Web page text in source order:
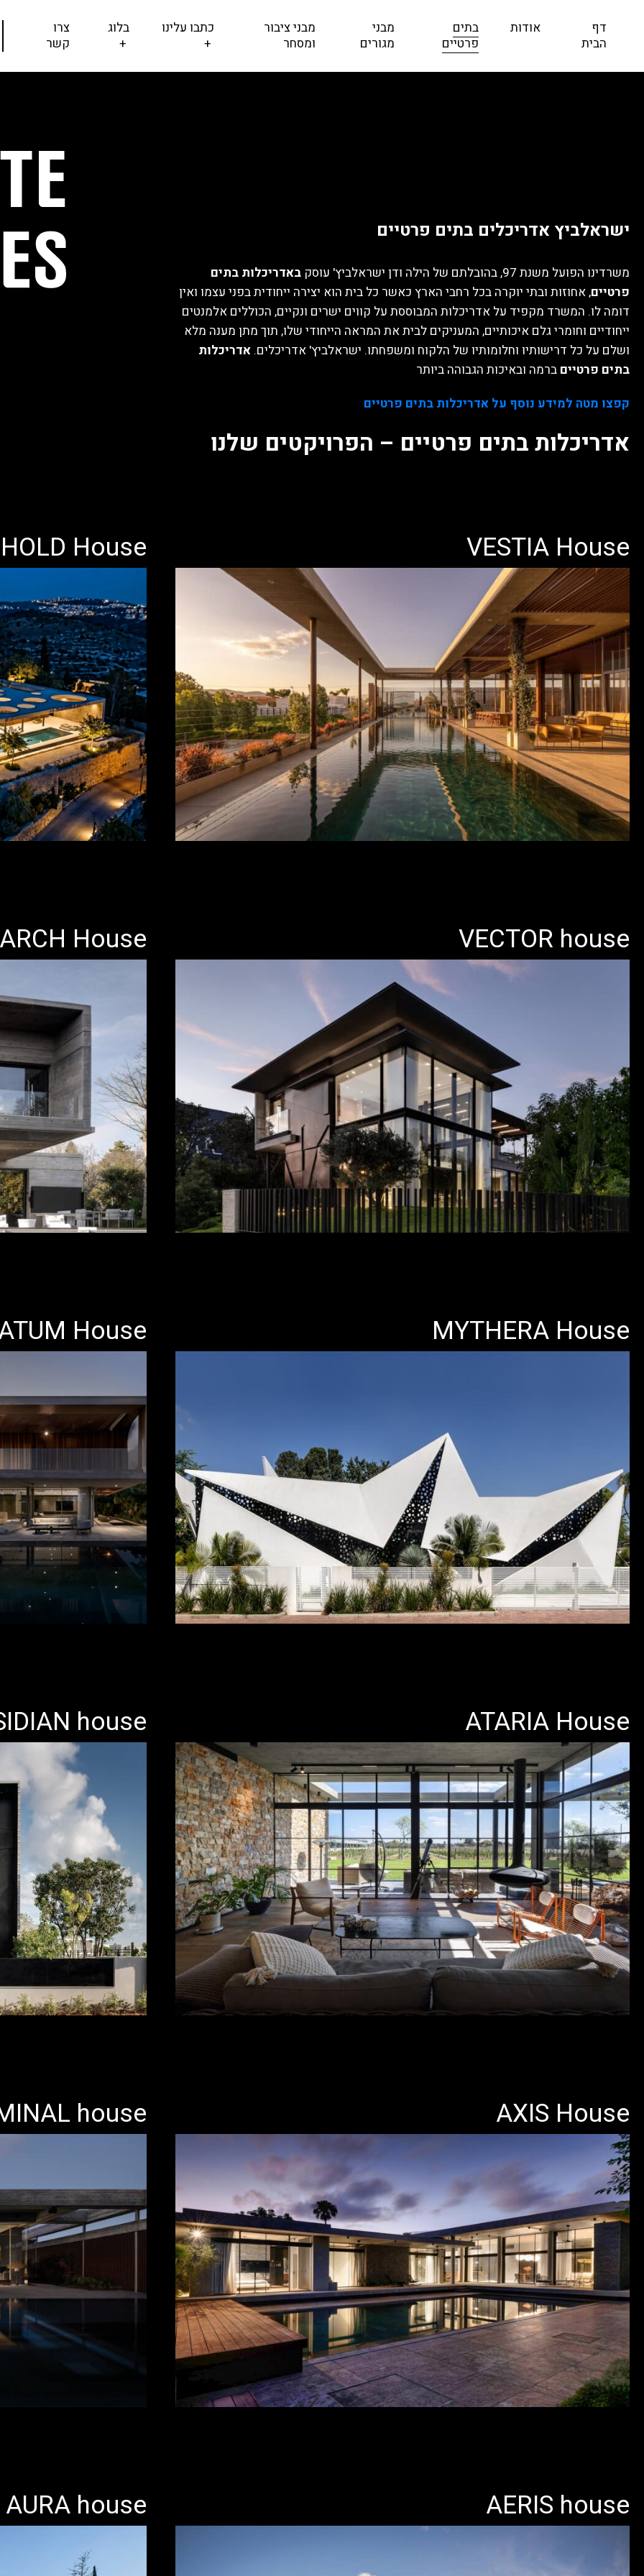
דף
הבית
אודות
בתים
פרטיים
מבני
מגורים
מבני ציבור
ומסחר
כתבו עלינו
+
בלוג
+
צרו
קשר
ישראלביץ אדריכלים בתים פרטיים
משרדינו הפועל משנת 97, בהובלתם של הילה ודן ישראלביץ' עוסק
באדריכלות בתים
פרטיים, אחוזות ובתי יוקרה בכל רחבי הארץ כאשר כל בית הוא יצירה ייחודית בפני עצמו ואין
דומה לו. המשרד מקפיד על אדריכלות המבוססת על קווים ישרים ונקיים, הכוללים אלמנטים
ייחודיים וחומרי גלם איכותיים, המעניקים לבית את המראה הייחודי שלו, תוך מתן מענה מלא
ושלם על כל דרישותיו וחלומותיו של הלקוח ומשפחתו. ישראלביץ' אדריכלים. אדריכלות
בתים פרטיים ברמה ובאיכות הגבוהה ביותר
קפצו מטה למידע נוסף על אדריכלות בתים פרטיים
אדריכלות בתים פרטיים – הפרויקטים שלנו
VESTIA House
House
VECTOR house
House
MYTHERA House
House
ATARIA House
house
AXIS House
house
AERIS house
AURA house